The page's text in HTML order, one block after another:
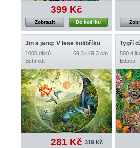
399 Kč
Do košíku
Zobrazit
Jin a jang: V lese kolibříků
1000 dílků
69,3 × 49,3 cm
Schmidt
281 Kč 319 Kč
Tygří
500
Educa